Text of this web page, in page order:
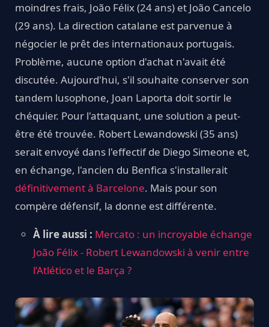
moindres frais, João Félix (24 ans) et João Cancelo
(29 ans). La direction catalane est parvenue à
négocier le prêt des internationaux portugais.
Problème, aucune option d'achat n'avait été
discutée. Aujourd'hui, s'il souhaite conserver son
tandem lusophone, Joan Laporta doit sortir le
chéquier. Pour l'attaquant, une solution a peut-
être été trouvée. Robert Lewandowski (35 ans)
serait envoyé dans l'effectif de Diego Simeone et,
en échange, l'ancien du Benfica s'installerait
définitivement à Barcelone. Mais pour son
compère défensif, la donne est différente.
À lire aussi : Mercato : un incroyable échange
João Félix - Robert Lewandowski à venir entre
l’Atlético et le Barça ?